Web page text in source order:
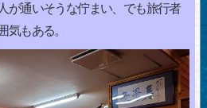
が通いそうな佇まい、でも旅行者
気もある。